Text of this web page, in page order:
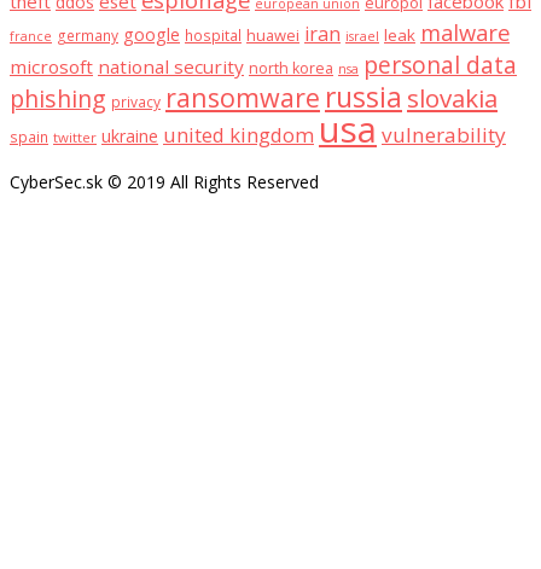
european union
france germany google hospital huawei iran israel leak malware
microsoft national security north korea nsa personal data
phishing privacy ransomware russia slovakia
spain twitter ukraine united kingdom usa vulnerability
CyberSec.sk © 2019 All Rights Reserved